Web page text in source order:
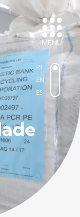
MENU
PT
EN
ES